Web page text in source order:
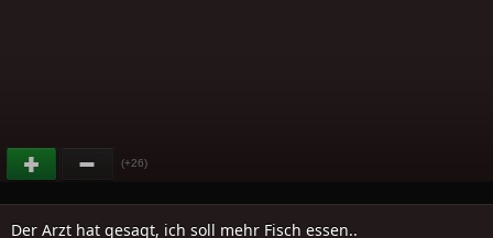
(+26)
Der Arzt hat gesagt, ich soll mehr Fisch essen..